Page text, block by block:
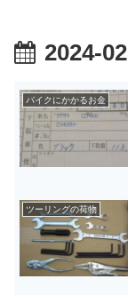
2024-02
バイクにかかるお金
ツーリングの荷物